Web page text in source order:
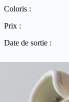
Coloris :
Prix :
Date de sortie :